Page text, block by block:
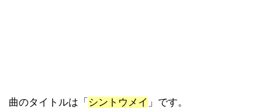
曲のタイトルは「 シントウメイ 」です。